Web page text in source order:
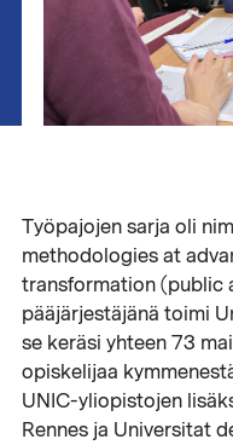
Työpajojen sarja oli
methodologies at
transformation (public
pääjärjestäjänä toimi
se keräsi yhteen 73
opiskelijaa
UNIC-yliopistojen
Rennes ja Universitat